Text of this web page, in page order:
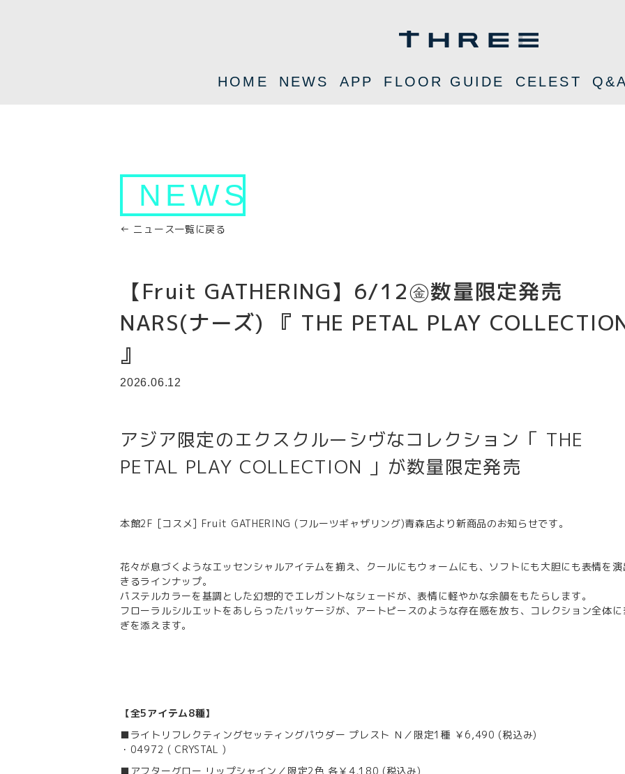
HOME NEWS APP FLOOR GUIDE CELEST
NEWS
← ニュース一覧に戻る
【Fruit GATHERING】6/12㊎数量限定発売
NARS(ナーズ) 『 THE PETAL PLAY
』
2026.06.12
アジア限定のエクスクルーシヴなコレクション「 THE
PETAL PLAY COLLECTION 」が数量限定発売
本館2F [コスメ] Fruit GATHERING (フルーツギャザリング)青森店より新商品のお知らせです。
花々が息づくようなエッセンシャルアイテムを揃え、クールにもウォームにも、ソフトにも大胆にも表情を
きるラインナップ。
パステルカラーを基調とした幻想的でエレガントなシェードが、表情に軽やかな余韻をもたらします。
フローラルシルエットをあしらったパッケージが、アートピースのような存在感を放ち、コレクション全体
ぎを添えます。
【全5アイテム8種】
■ライトリフレクティングセッティングパウダー プレスト Ｎ／限定1種 ￥6,490 (税込み)
・04972 ( CRYSTAL )
■アフターグロー リップシャイン／限定2色 各￥4,180 (税込み)